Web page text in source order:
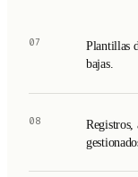
07
Plantillas
bajas.
08